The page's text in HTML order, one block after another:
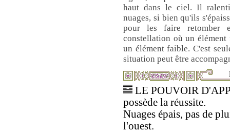
haut dans le ciel. Il
nuages, si bien qu'ils
pour les faire retomber
constellation où un élément
un élément faible. C'est
situation peut être
LE POUVOIR
possède la réussite.
Nuages épais, pas de
l'ouest.